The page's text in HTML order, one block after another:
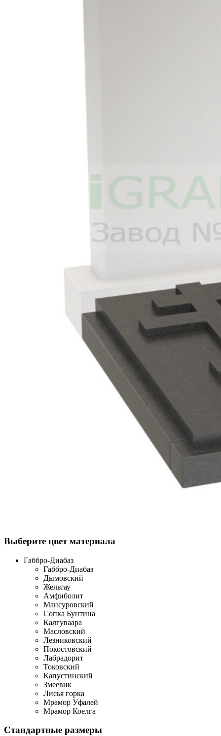
Выберите цвет материала
Габбро-Диабаз
Габбро-Диабаз
Дымовский
Жельтау
Амфиболит
Мансуровский
Сопка Бунтина
Калгуваара
Масловский
Лезниковский
Покостовский
Лабрадорит
Токовский
Капустинский
Змеевик
Лисья горка
Мрамор Уфалей
Мрамор Коелга
Стандартные размеры